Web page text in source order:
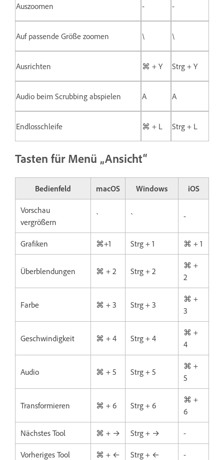
Auszoomen - -
Auf passende Größe zoomen \ \
Ausrichten ⌘ + Y Strg + Y
Audio beim Scrubbing abspielen A A
Endlosschleife ⌘ + L Strg + L
Tasten für Menü „Ansicht“
Bedienfeld macOS Windows iOS
Vorschau
vergrößern
` ` -
Grafiken ⌘+1 Strg + 1 ⌘ + 1
Überblendungen ⌘ + 2 Strg + 2
⌘ +
2
Farbe ⌘ + 3 Strg + 3
⌘ +
3
Geschwindigkeit ⌘ + 4 Strg + 4
⌘ +
4
Audio ⌘ + 5 Strg + 5
⌘ +
5
Transformieren ⌘ + 6 Strg + 6
⌘ +
6
Nächstes Tool ⌘ + → Strg + → -
Vorheriges Tool ⌘ + ← Strg + ← -